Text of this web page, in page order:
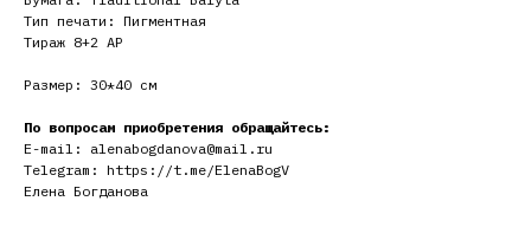
Тип печати: Пигментная
Тираж 8+2 АР
Размер: 30*40 см
По вопросам приобретения обращайтесь:
E-mail: alenabogdanova@mail.ru
Telegram: https://t.me/ElenaBogV
Елена Богданова